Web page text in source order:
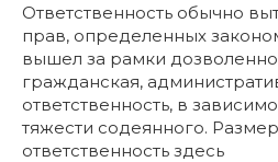
Ответственность обычно
прав, определенных
вышел за рамки
гражданская,
ответственность, в
тяжести содеянного.
ответственность здесь